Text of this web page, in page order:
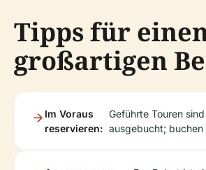
Tipps für
großartigen
Im Voraus
reservieren:
Geführte Touren
ausgebucht; buchen